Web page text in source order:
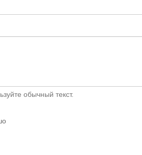
обычный текст.